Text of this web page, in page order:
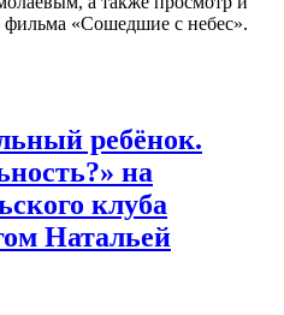
фильма «Сошедшие с небес».
ребёнок.
на
клуба
Натальей